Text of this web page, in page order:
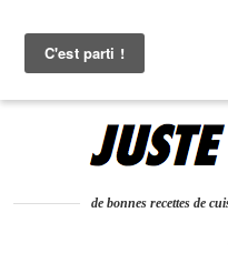
de bonnes recettes de